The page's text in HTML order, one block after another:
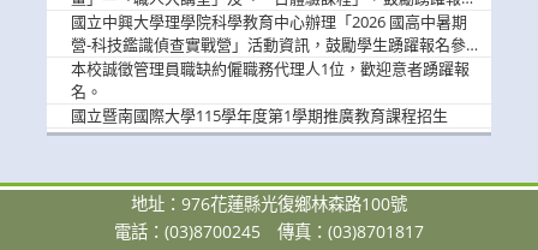
參與。
國立中興大學理學院科學教育中心辦理「2026 國高中暑期
營-科技鑑識偵查實戰營」活動資訊，鼓勵學生踴躍報名參
加。
本校誠徵管理員職缺約僱職務代理人1位，歡迎意者踴躍報
名。
國立暨南國際大學115學年度第1學期推廣教育課程招生
地址：976花蓮縣光復鄉林森路100號
電話：(03)8700245
傳真：(03)8701817